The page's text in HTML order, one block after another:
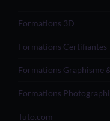
Formations 3D
Formations Certifiantes
Formations Graphisme
Formations
Tuto.com